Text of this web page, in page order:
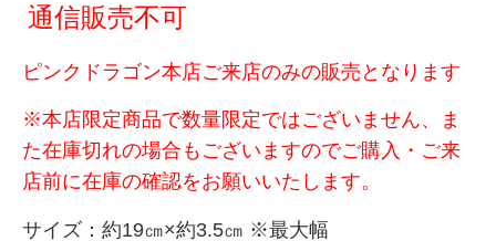
通信販売不可
ピンクドラゴン本店ご来店のみの販売となります
※本店限定商品で数量限定ではございません、
ま
た在庫切れの場合もございますのでご購入・ ご来
店前に在庫の確認をお願いいたします。
サイズ：約19㎝×約3.5㎝ ※最大幅